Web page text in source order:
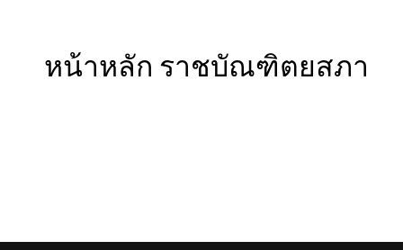
หน้าหลัก ราชบัณฑิตยสภา